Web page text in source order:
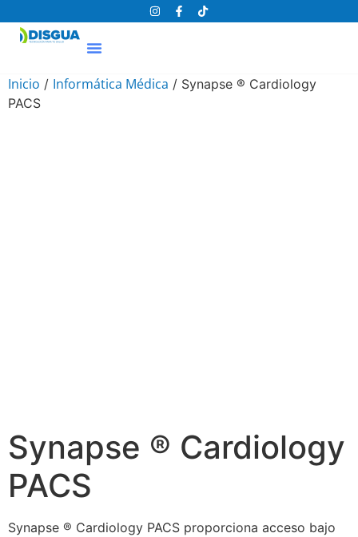
Inicio / Informática Médica / Synapse ® Cardiology
PACS
Synapse ® Cardiology
PACS
Synapse ® Cardiology PACS proporciona acceso bajo